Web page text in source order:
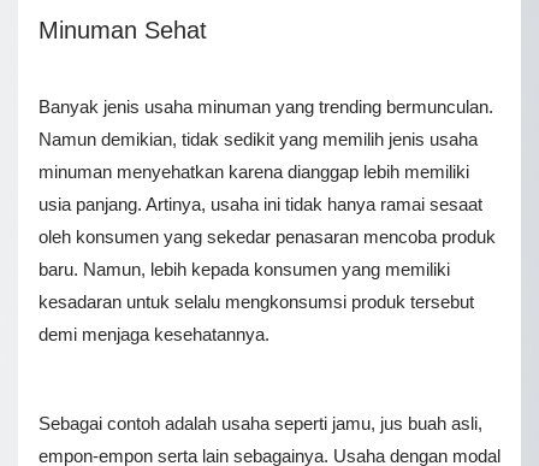
Minuman Sehat
Banyak jenis usaha minuman yang trending bermunculan.
Namun demikian, tidak sedikit yang memilih jenis usaha
minuman menyehatkan karena dianggap lebih memiliki
usia panjang. Artinya, usaha ini tidak hanya ramai sesaat
oleh konsumen yang sekedar penasaran mencoba produk
baru. Namun, lebih kepada konsumen yang memiliki
kesadaran untuk selalu mengkonsumsi produk tersebut
demi menjaga kesehatannya.
Sebagai contoh adalah usaha seperti jamu, jus buah asli,
empon-empon serta lain sebagainya. Usaha dengan modal